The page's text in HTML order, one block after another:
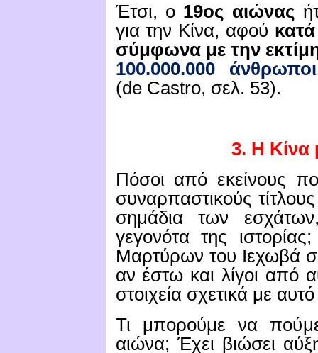
Έτσι, ο 19ος αιώνας
για την Κίνα, αφού
σύμφωνα με την
100.000.000
(de Castro, σελ. 53).
3. Η Κίνα
Πόσοι από εκείνους
συναρπαστικούς
σημάδια των
γεγονότα της ιστορίας;
Μαρτύρων του Ιεχωβά
αν έστω και λίγοι από
στοιχεία σχετικά με
Τι μπορούμε να
αιώνα; Έχει βιώσει